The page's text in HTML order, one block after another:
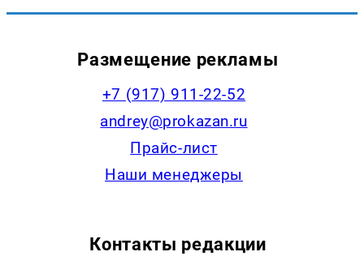
Размещение рекламы
+7 (917) 911-22-52
andrey@prokazan.ru
Прайс-лист
Наши менеджеры
Контакты редакции